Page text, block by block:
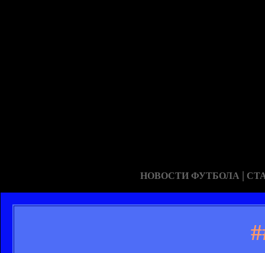
НОВОСТИ ФУТБОЛА |